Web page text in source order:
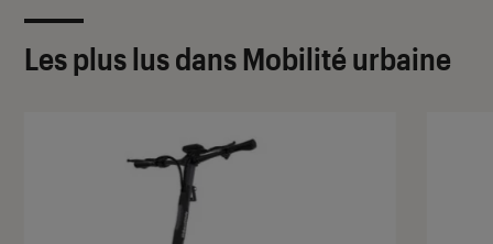
Les plus lus dans Mobilité urbaine